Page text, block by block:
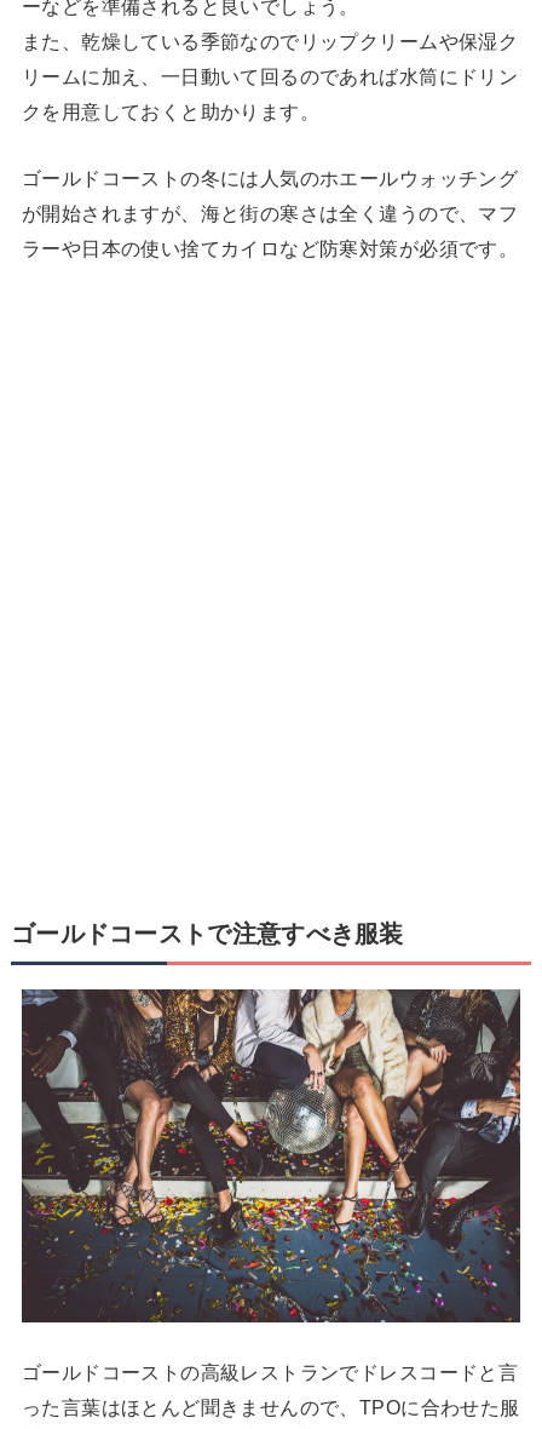
ーなどを準備されると良いでしょう。
また、乾燥している季節なのでリップクリームや保湿ク
リームに加え、一日動いて回るのであれば水筒にドリン
クを用意しておくと助かります。
ゴールドコーストの冬には人気のホエールウォッチング
が開始されますが、海と街の寒さは全く違うので、マフ
ラーや日本の使い捨てカイロなど防寒対策が必須です。
ゴールドコーストで注意すべき服装
ゴールドコーストの高級レストランでドレスコードと言
った言葉はほとんど聞きませんので、TPOに合わせた服